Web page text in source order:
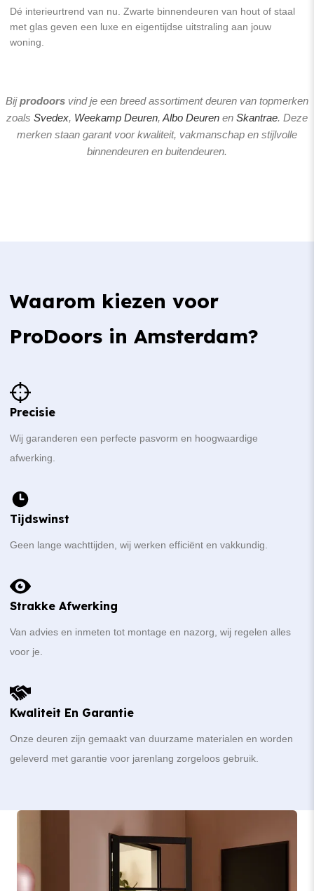
Dé interieurtrend van nu. Zwarte binnendeuren van hout of staal
met glas geven een luxe en eigentijdse uitstraling aan jouw
woning.
Bijprodoors vind je een breed assortiment deuren van topmerken
zoals Svedex, Weekamp Deuren, Albo Deuren en Skantrae. Deze
merken staan garant voor kwaliteit, vakmanschap en stijlvolle
binnendeuren en buitendeuren.
Waarom kiezen voor
ProDoors in Amsterdam?
Precisie
Wij garanderen een perfecte pasvorm en hoogwaardige
afwerking.
Tijdswinst
Geen lange wachttijden, wij werken efficiënt en vakkundig.
Strakke Afwerking
Van advies en inmeten tot montage en nazorg, wij regelen alles
voor je.
Kwaliteit En Garantie
Onze deuren zijn gemaakt van duurzame materialen en worden
geleverd met garantie voor jarenlang zorgeloos gebruik.